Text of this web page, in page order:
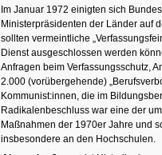
Im Januar 1972 einigten sich
Ministerpräsidenten der Länder auf
sollten vermeintliche
Dienst ausgeschlossen werden
Anfragen beim Verfassungsschutz,
2.000 (vorübergehende)
Kommunist:innen, die im
Radikalenbeschluss war eine der
Maßnahmen der 1970er Jahre und
insbesondere an den Hochschulen.